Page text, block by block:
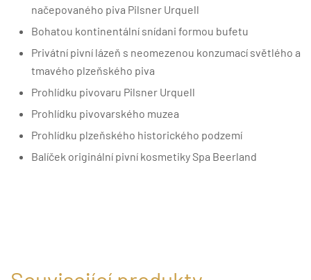
načepovaného piva Pilsner Urquell
Bohatou kontinentální snídani formou bufetu
Privátní pivní lázeň s neomezenou konzumací světlého a
tmavého plzeňského piva
Prohlídku pivovaru Pilsner Urquell
Prohlídku pivovarského muzea
Prohlídku plzeňského historického podzemí
Balíček originální pivní kosmetiky Spa Beerland